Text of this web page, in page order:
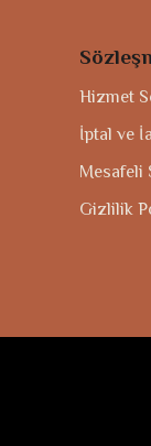
Hizmet
İptal ve
Mesafeli
Gizlilik